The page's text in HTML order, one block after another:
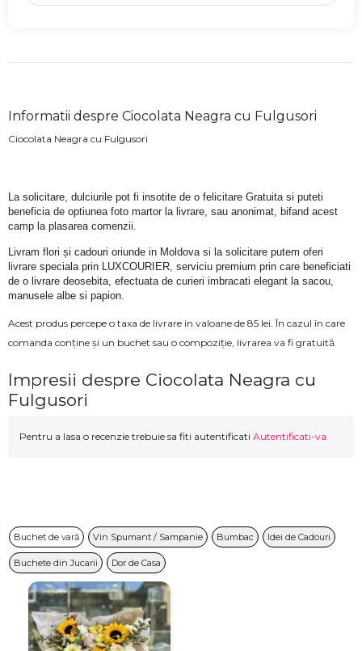
Informatii despre Ciocolata Neagra cu Fulgusori
Ciocolata Neagra cu Fulgusori
La solicitare, dulciurile pot fi insotite de o felicitare Gratuita si puteti
beneficia de optiunea foto martor la livrare, sau anonimat, bifand acest
camp la plasarea comenzii.
Livram flori și cadouri oriunde in Moldova si la solicitare putem oferi
livrare speciala prin LUXCOURIER, serviciu premium prin care beneficiati
de o livrare deosebita, efectuata de curieri imbracati elegant la sacou,
manusele albe si papion.
Acest produs percepe o taxa de livrare in valoane de 85 lei. În cazul în care
comanda conține și un buchet sau o compoziție, livrarea va fi gratuită.
Impresii despre Ciocolata Neagra cu
Fulgusori
Pentru a lasa o recenzie trebuie sa fiti autentificati Autentificati-va
Buchet de vară Vin Spumant / Sampanie Bumbac Idei de Cadouri
Buchete din Jucarii Dor de Casa